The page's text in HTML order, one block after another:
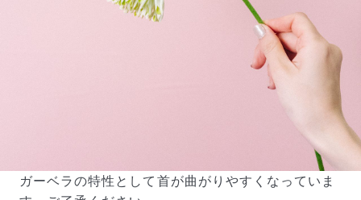
ガーベラの特性として首が曲がりやすくなっていま